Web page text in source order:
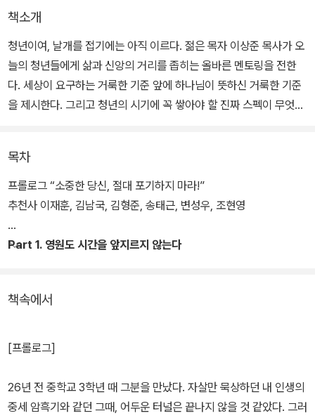
책소개
청년이여, 날개를 접기에는 아직 이르다. 젊은 목자 이상준 목사가 오
늘의 청년들에게 삶과 신앙의 거리를 좁히는 올바른 멘토링을 전한
다. 세상이 요구하는 거룩한 기준 앞에 하나님이 뜻하신 거룩한 기준
을 제시한다. 그리고 청년의 시기에 꼭 쌓아야 할 진짜 스펙이 무엇인
다.
목차
프롤로그 “소중한 당신, 절대 포기하지 마라!”
추천사 이재훈, 김남국, 김형준, 송태근, 변성우, 조현영
Part 1. 영원도 시간을 앞지르지 않는다
책속에서
[프롤로그]
26년 전 중학교 3학년 때 그분을 만났다. 자살만 묵상하던 내 인생의
중세 암흑기와 같던 그때, 어두운 터널은 끝나지 않을 것 같았다. 그러